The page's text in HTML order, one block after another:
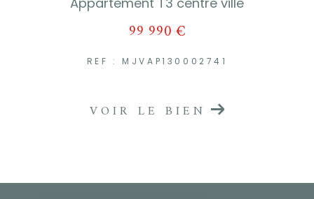
99 990 €
REF : MJVAP130002741
VOIR LE BIEN